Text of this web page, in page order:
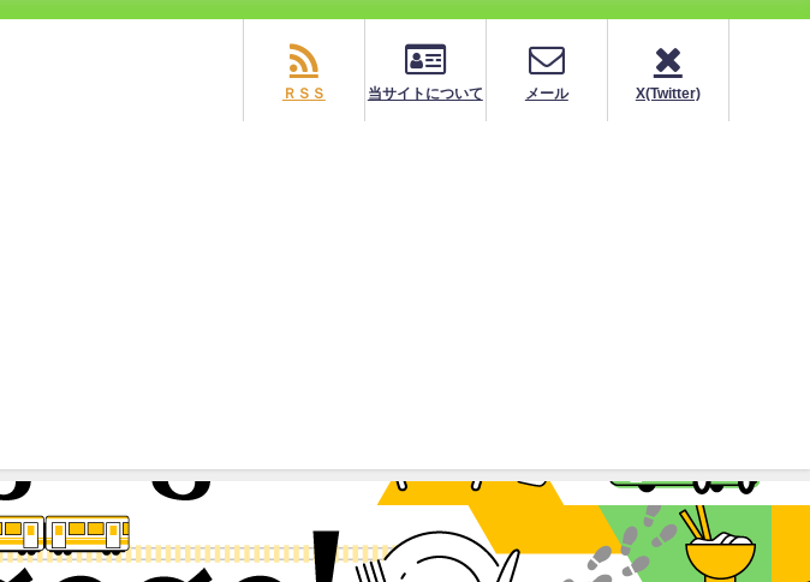
ＲＳＳ 当サイトについて メール X(Twitter)